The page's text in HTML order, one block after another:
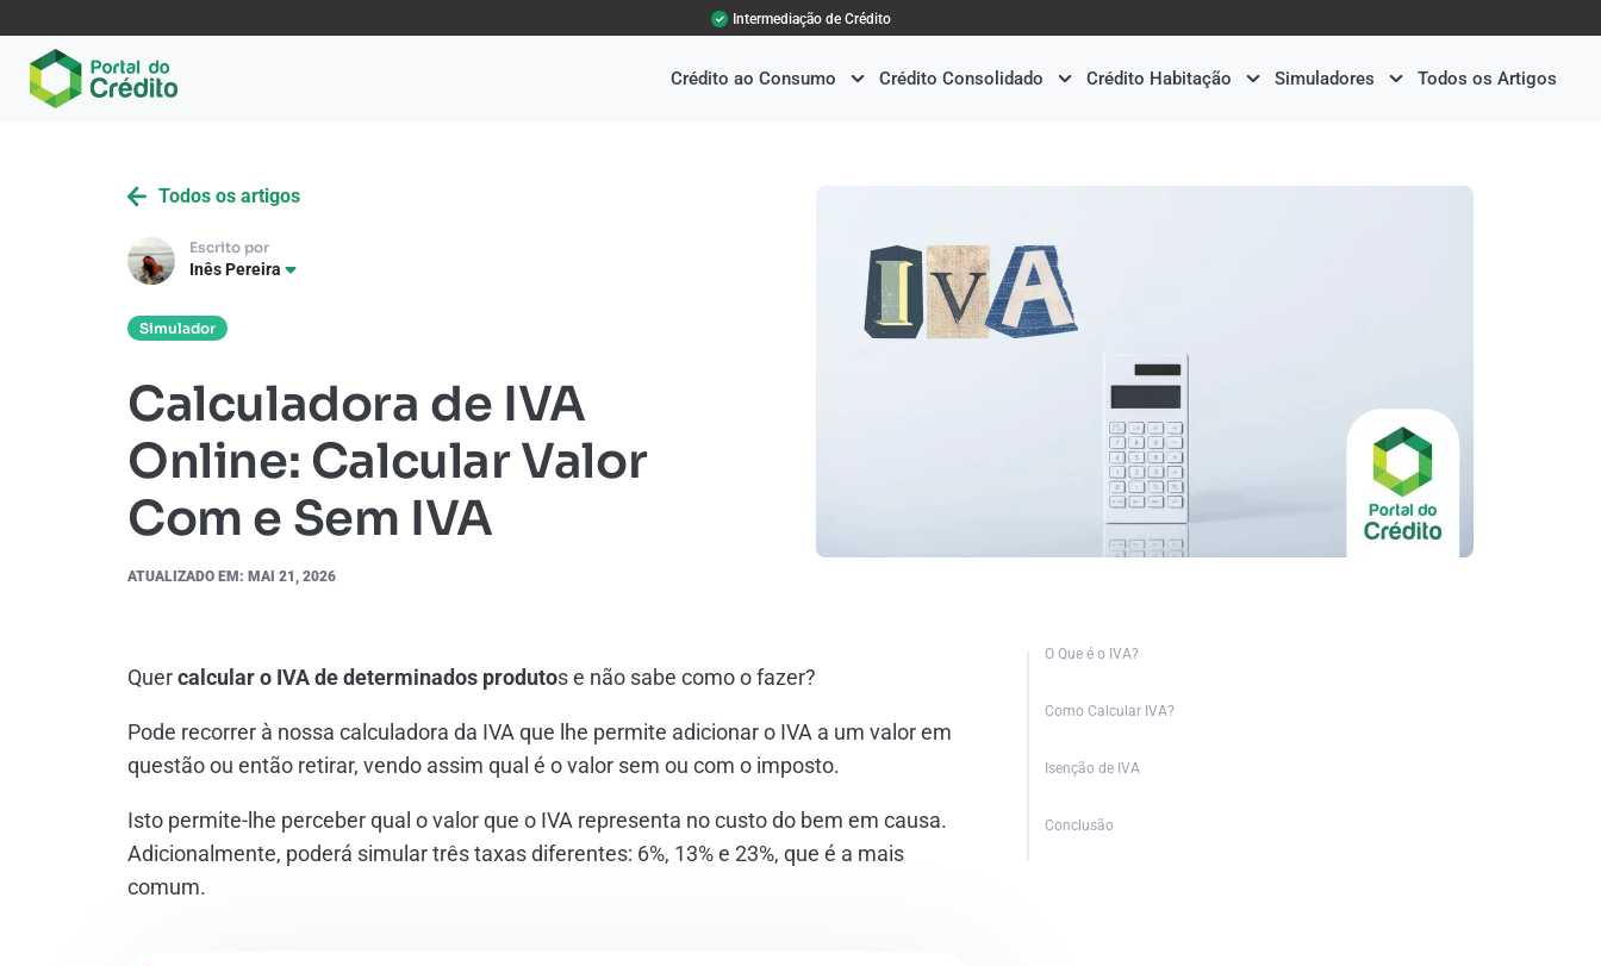
Intermediação de Crédito
Crédito ao Consumo Crédito Consolidado Crédito Habitação Simuladores Todos os Artigos
Todos os artigos
Escrito por
Inês Pereira
Simulador
Calculadora de IVA
Online: Calcular Valor
Com e Sem IVA
ATUALIZADO EM: MAI 21, 2026
Quercalcular o IVA de determinados produtos e não sabe como o fazer?
Pode recorrer à nossa calculadora da IVA que lhe permite adicionar o IVA a um valor em
questão ou então retirar, vendo assim qual é o valor sem ou com o imposto.
Isto permite-lhe perceber qual o valor que o IVA representa no custo do bem em causa.
Adicionalmente, poderá simular três taxas diferentes: 6%, 13% e 23%, que é a mais
comum.
O Que é o IVA?
Como Calcular IVA?
Isenção de IVA
Conclusão